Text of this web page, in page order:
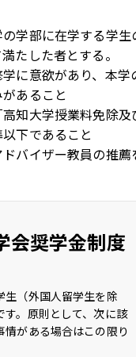
学部に在学する学
たした者とする。
に意欲があり、本学
あること
知大学授業料免除及
下であること
バイザー教員の推薦
会奨学金制度
生（外国人留学生を除
す。原則として、次に該
がある場合はこの限り